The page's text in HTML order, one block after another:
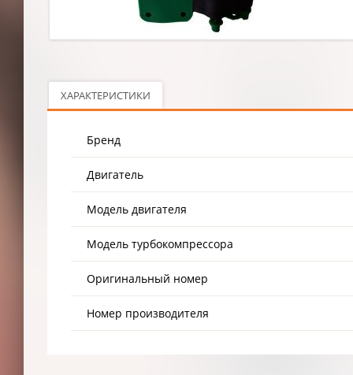
ХАРАКТЕРИСТИКИ
Бренд
Двигатель
Модель двигателя
Модель турбокомпрессора
Оригинальный номер
Номер производителя